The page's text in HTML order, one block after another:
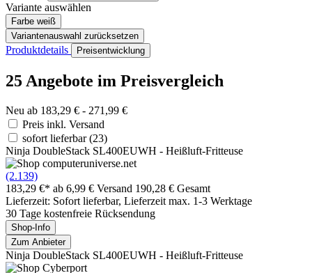
Variante auswählen
Farbe weiß
Variantenauswahl zurücksetzen
Produktdetails Preisentwicklung
25 Angebote im Preisvergleich
Neu ab 183,29 € - 271,99 €
Preis inkl. Versand
sofort lieferbar(23)
Ninja DoubleStack SL400EUWH - Heißluft-Fritteuse
(2.139)
183,29 €* ab 6,99 € Versand 190,28 € Gesamt
Lieferzeit: Sofort lieferbar, Lieferzeit max. 1-3 Werktage
30 Tage kostenfreie Rücksendung
Shop-Info
Zum Anbieter
Ninja DoubleStack SL400EUWH - Heißluft-Fritteuse